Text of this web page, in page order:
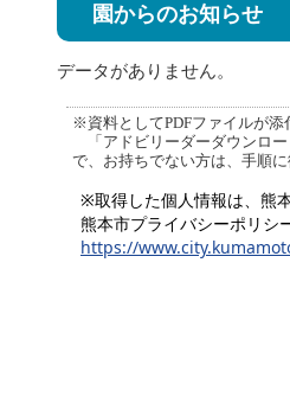
園からのお知らせ
データがありません。
※資料としてPDFファイルが添
「アドビリーダーダウンロ
で、お持ちでない方は、手順
※取得した個人情報は、熊
熊本市プライバシーポリシ
https://